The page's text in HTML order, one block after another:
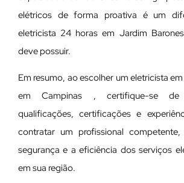
elétricos de forma proativa é um
eletricista 24 horas em Jardim
deve possuir.
Em resumo, ao escolher um eletricista
em Campinas , certifique-se de
qualificações, certificações e
contratar um profissional
segurança e a eficiência dos serviços
em sua região.